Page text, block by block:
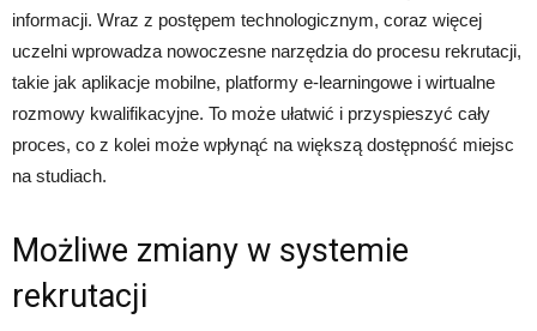
informacji. Wraz z postępem technologicznym, coraz więcej
uczelni wprowadza nowoczesne narzędzia do procesu rekrutacji,
takie jak aplikacje mobilne, platformy e-learningowe i wirtualne
rozmowy kwalifikacyjne. To może ułatwić i przyspieszyć cały
proces, co z kolei może wpłynąć na większą dostępność miejsc
na studiach.
Możliwe zmiany w systemie
rekrutacji